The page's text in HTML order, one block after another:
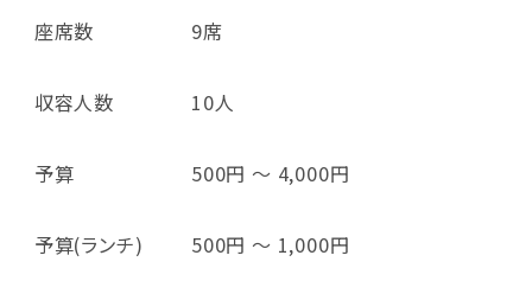
座席数 9席
収容人数 10人
予算 500円 ～ 4,000円
予算(ランチ) 500円 ～ 1,000円